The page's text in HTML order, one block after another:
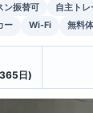
ン振替可
自主ト
ー Wi-Fi 無料
日)